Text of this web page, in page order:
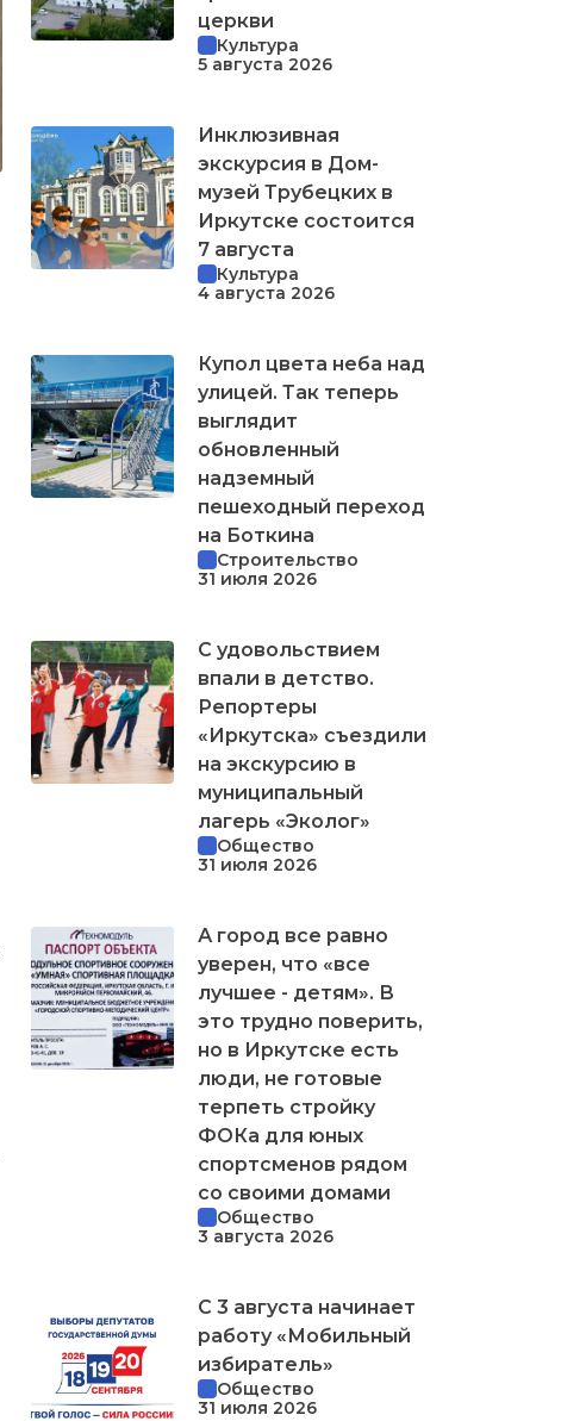
церкви
Культура
5 августа 2026
Инклюзивная
экскурсия в Дом-
музей Трубецких в
Иркутске состоится
7 августа
Культура
4 августа 2026
Купол цвета неба над
улицей. Так теперь
выглядит
обновленный
надземный
пешеходный переход
на Боткина
Строительство
31 июля 2026
С удовольствием
впали в детство.
Репортеры
«Иркутска» съездили
на экскурсию в
муниципальный
лагерь «Эколог»
Общество
31 июля 2026
А город все равно
уверен, что «все
лучшее - детям». В
это трудно поверить,
но в Иркутске есть
люди, не готовые
терпеть стройку
ФОКа для юных
спортсменов рядом
со своими домами
Общество
3 августа 2026
С 3 августа начинает
работу «Мобильный
избиратель»
Общество
31 июля 2026